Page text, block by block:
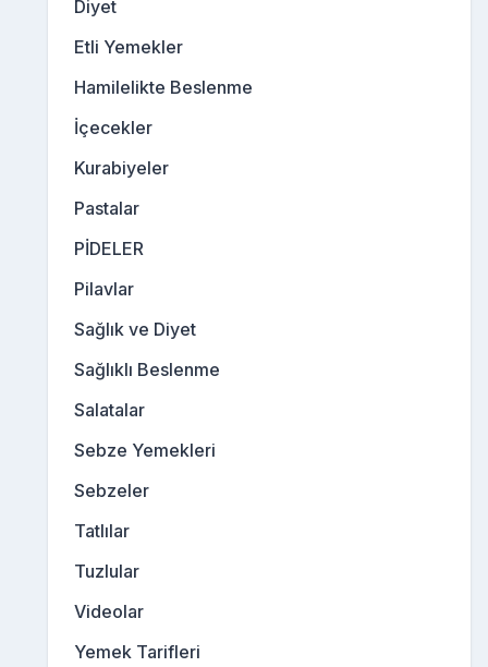
Diyet
Etli Yemekler
Hamilelikte Beslenme
İçecekler
Kurabiyeler
Pastalar
PİDELER
Pilavlar
Sağlık ve Diyet
Sağlıklı Beslenme
Salatalar
Sebze Yemekleri
Sebzeler
Tatlılar
Tuzlular
Videolar
Yemek Tarifleri